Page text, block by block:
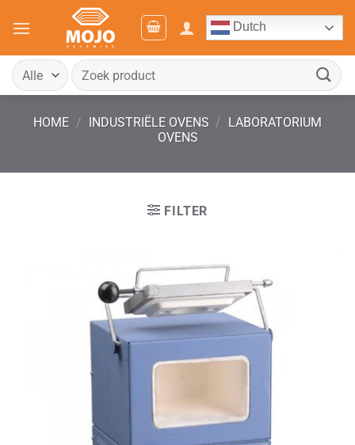
naar
Dutch
Zoeken
naar:
HOME / INDUSTRIËLE OVENS / LABORATORIUM
OVENS
FILTER